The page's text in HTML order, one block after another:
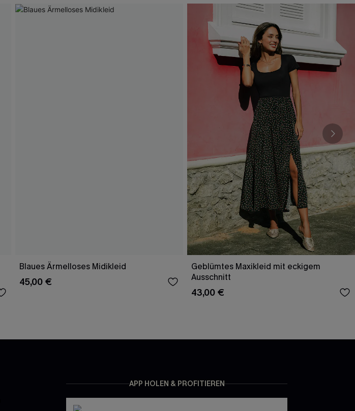
Blaues Ärmelloses Midikleid
45,00 €
Geblümtes Maxikleid mit eckigem
Ausschnitt
43,00 €
APP HOLEN & PROFITIEREN